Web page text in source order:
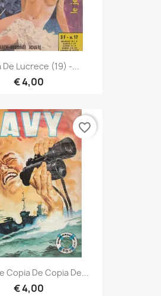
De Lucrece (19) -...
€ 4,00
Copia De Copia De...
€ 4,00
favorite_border